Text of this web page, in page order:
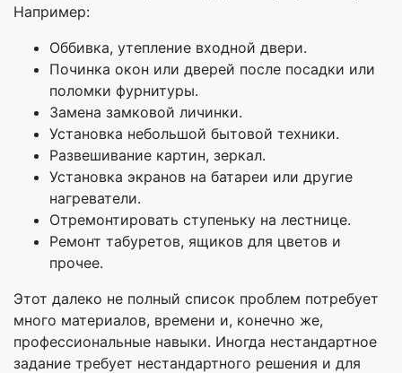
Например:
Оббивка, утепление входной двери.
Починка окон или дверей после посадки или
поломки фурнитуры.
Замена замковой личинки.
Установка небольшой бытовой техники.
Развешивание картин, зеркал.
Установка экранов на батареи или другие
нагреватели.
Отремонтировать ступеньку на лестнице.
Ремонт табуретов, ящиков для цветов и
прочее.
Этот далеко не полный список проблем потребует
много материалов, времени и, конечно же,
профессиональные навыки. Иногда нестандартное
задание требует нестандартного решения и для